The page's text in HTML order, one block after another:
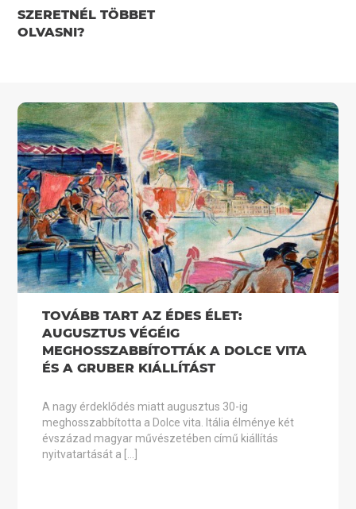
SZERETNÉL TÖBBET
OLVASNI?
TOVÁBB TART AZ ÉDES ÉLET:
AUGUSZTUS VÉGÉIG
MEGHOSSZABBÍTOTTÁK A DOLCE VITA
ÉS A GRUBER KIÁLLÍTÁST
A nagy érdeklődés miatt augusztus 30-ig
meghosszabbította a Dolce vita. Itália élménye két
évszázad magyar művészetében című kiállítás
nyitvatartását a […]